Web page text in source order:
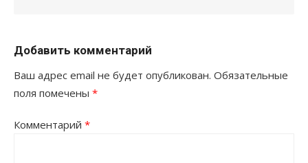
Добавить комментарий
Ваш адрес email не будет опубликован. Обязательные
поля помечены *
Комментарий *